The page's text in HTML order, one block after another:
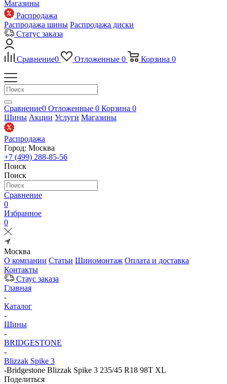
Магазины
Распродажа
Распродажа шины Распродажа диски
Статус заказа
Сравнение0 Отложенные 0 Корзина 0
Сравнение0 Отложенные 0 Корзина 0
Шины Акции Услуги Магазины
Распродажа
Город: Москва
+7 (499) 288-85-56
Поиск
Поиск
Сравнение
0
Избранное
0
Москва
О компании Статьи Шиномонтаж Оплата и доставка
Контакты
Стаус заказа
Главная
-
Каталог
-
Шины
-
BRIDGESTONE
-
Blizzak Spike 3
-Bridgestone Blizzak Spike 3 235/45 R18 98T XL
Поделиться